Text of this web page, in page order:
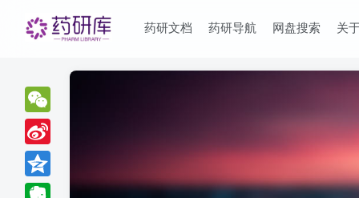
药研文档 药研导航 网盘搜索 关
WeChat
Sina
Weibo
Qzone